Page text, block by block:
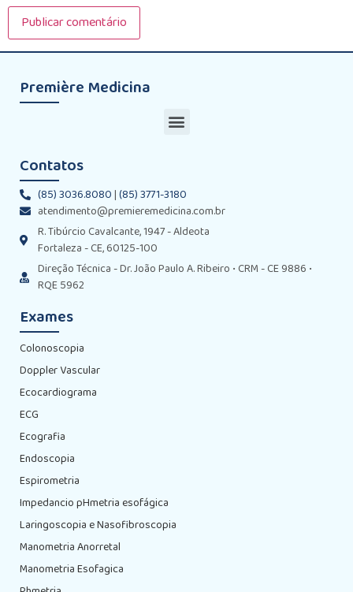
Première Medicina
Contatos
(85) 3036.8080|(85) 3771-3180
atendimento@premieremedicina.com.br
R. Tibúrcio Cavalcante, 1947 - Aldeota
Fortaleza - CE, 60125-100
Direção Técnica - Dr. João Paulo A. Ribeiro • CRM - CE 9886 •
RQE 5962
Exames
Colonoscopia
Doppler Vascular
Ecocardiograma
ECG
Ecografia
Endoscopia
Espirometria
Impedancio pHmetria esofágica
Laringoscopia e Nasofibroscopia
Manometria Anorretal
Manometria Esofagica